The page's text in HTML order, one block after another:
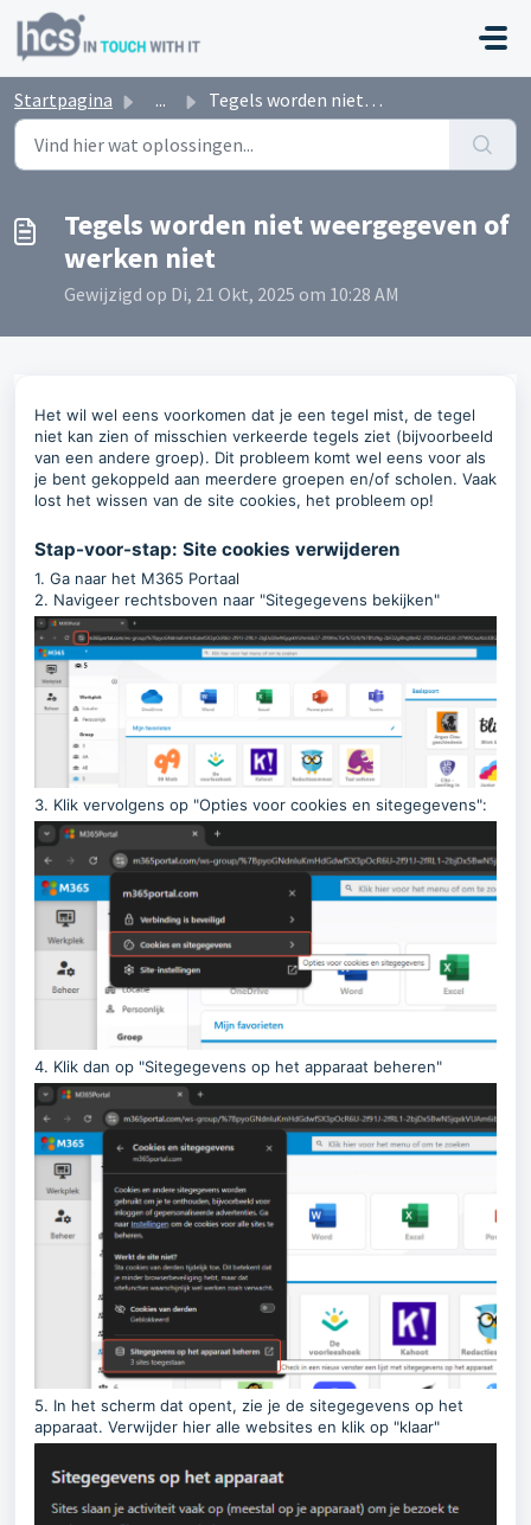
Doorgaan naar hoofdinhoud
Startpagina ... Tegels worden niet weergegeven of werken niet
Tegels worden niet weergegeven of
werken niet
Gewijzigd op Di, 21 Okt, 2025 om 10:28 AM
Het wil wel eens voorkomen dat je een tegel mist, de tegel
niet kan zien of misschien verkeerde tegels ziet (bijvoorbeeld
van een andere groep). Dit probleem komt wel eens voor als
je bent gekoppeld aan meerdere groepen en/of scholen. Vaak
lost het wissen van de site cookies, het probleem op!
Stap-voor-stap: Site cookies verwijderen
1. Ga naar het M365 Portaal
2. Navigeer rechtsboven naar "Sitegegevens bekijken"
3. Klik vervolgens op "Opties voor cookies en sitegegevens":
4. Klik dan op "Sitegegevens op het apparaat beheren"
5. In het scherm dat opent, zie je de sitegegevens op het
apparaat. Verwijder hier alle websites en klik op "klaar"